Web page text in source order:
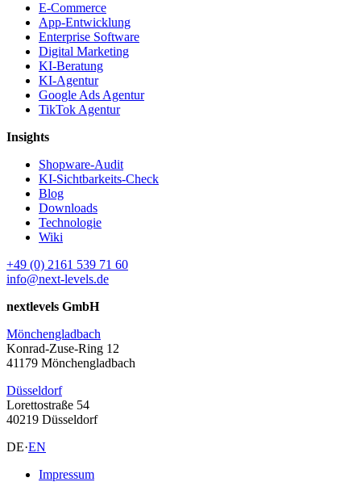
E-Commerce
App-Entwicklung
Enterprise Software
Digital Marketing
KI-Beratung
KI-Agentur
Google Ads Agentur
TikTok Agentur
Insights
Shopware-Audit
KI-Sichtbarkeits-Check
Blog
Downloads
Technologie
Wiki
+49 (0) 2161 539 71 60
info@next-levels.de
nextlevels GmbH
Mönchengladbach
Konrad-Zuse-Ring 12
41179 Mönchengladbach
Düsseldorf
Lorettostraße 54
40219 Düsseldorf
DE·EN
Impressum